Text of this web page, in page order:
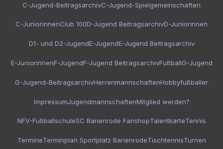
C-Jugend-BeitragsarchivC-Jugend-Spielgemeinschaften
C-JuniorinnenClub 100D-Jugend BeitragsarchivD-Juniorinnen
D1- und D2-JugendE-JugendE-Jugend Beitragsarchiv
E-JuniorinnenF-JugendF-Jugend BeitragsarchivFußballG-Jugend
G-Jugend-BeitragsarchivHerrenmannschaftenHobbyfußballer
ImpressumJugendmannschaftenMitglied werden?
NFV-FußballschuleSC Barienrode FanshopTalentkarteTennis
TermineTerminplan Sportplatz BarienrodeTischtennisTurnen